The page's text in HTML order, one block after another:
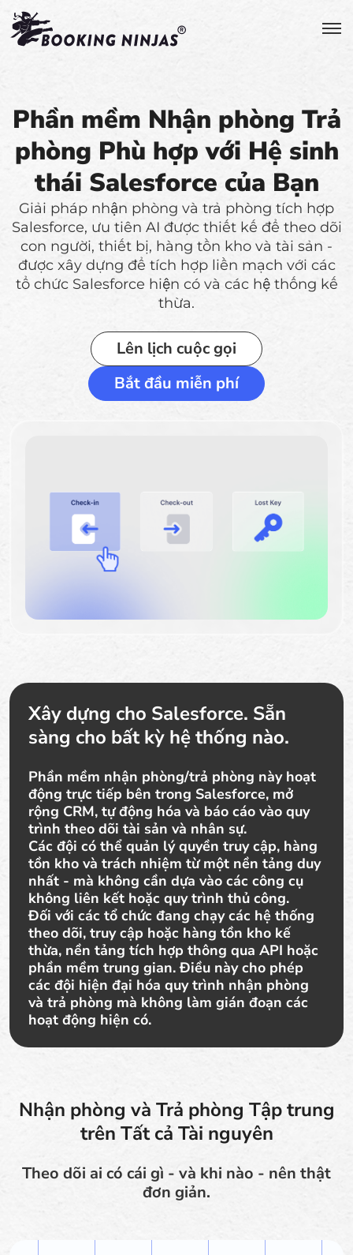
Phần mềm Nhận phòng Trả
phòng Phù hợp với Hệ sinh
thái Salesforce của Bạn
Giải pháp nhận phòng và trả phòng tích hợp
Salesforce, ưu tiên AI được thiết kế để theo dõi
con người, thiết bị, hàng tồn kho và tài sản -
được xây dựng để tích hợp liền mạch với các
tổ chức Salesforce hiện có và các hệ thống kế
thừa.
Lên lịch cuộc gọi
Bắt đầu miễn phí
Xây dựng cho Salesforce. Sẵn
sàng cho bất kỳ hệ thống nào.
Phần mềm nhận phòng/trả phòng này hoạt
động trực tiếp bên trong Salesforce, mở
rộng CRM, tự động hóa và báo cáo vào quy
trình theo dõi tài sản và nhân sự.
Các đội có thể quản lý quyền truy cập, hàng
tồn kho và trách nhiệm từ một nền tảng duy
nhất - mà không cần dựa vào các công cụ
không liên kết hoặc quy trình thủ công.
Đối với các tổ chức đang chạy các hệ thống
theo dõi, truy cập hoặc hàng tồn kho kế
thừa, nền tảng tích hợp thông qua API hoặc
phần mềm trung gian. Điều này cho phép
các đội hiện đại hóa quy trình nhận phòng
và trả phòng mà không làm gián đoạn các
hoạt động hiện có.
Nhận phòng và Trả phòng Tập trung
trên Tất cả Tài nguyên
Theo dõi ai có cái gì - và khi nào - nên thật
đơn giản.